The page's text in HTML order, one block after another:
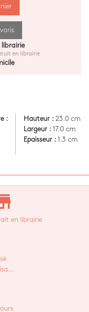
en librairie
:
Hauteur :23.0 cm
Largeur :17.0 cm
Epaisseur :1.3 cm
en librairie